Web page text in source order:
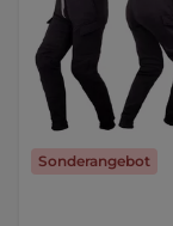
Sonderangebot